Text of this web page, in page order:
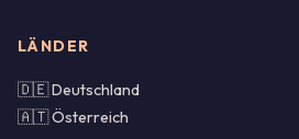
LÄNDER
🇩🇪 Deutschland
🇦🇹 Österreich